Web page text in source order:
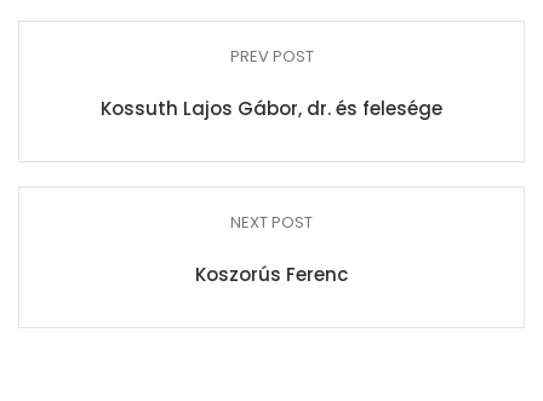
PREV POST
Kossuth Lajos Gábor, dr. és felesége
NEXT POST
Koszorús Ferenc